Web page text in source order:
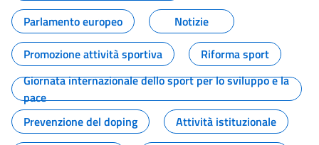
Parlamento europeo
Notizie
Promozione attività sportiva
Riforma sport
Giornata internazionale dello sport per lo sviluppo e la
pace
Prevenzione del doping
Attività istituzionale